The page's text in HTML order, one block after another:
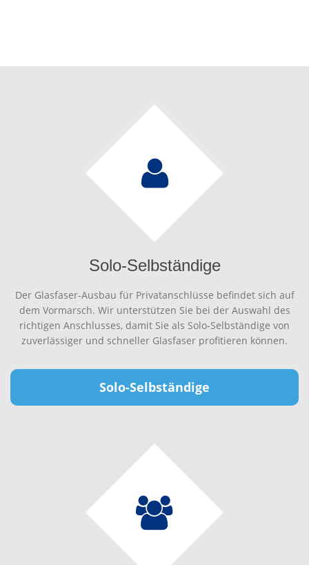
Solo-Selbständige
Der Glasfaser-Ausbau für Privatanschlüsse befindet sich auf
dem Vormarsch. Wir unterstützen Sie bei der Auswahl des
richtigen Anschlusses, damit Sie als Solo-Selbständige von
zuverlässiger und schneller Glasfaser profitieren können.
Solo-Selbständige